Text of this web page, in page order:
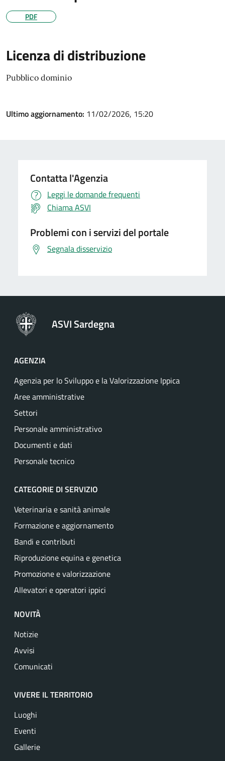
PDF
Licenza di distribuzione
Pubblico dominio
Ultimo aggiornamento: 11/02/2026, 15:20
Contatta l'Agenzia
Leggi le domande frequenti
Chiama ASVI
Problemi con i servizi del portale
Segnala disservizio
ASVI Sardegna
AGENZIA
Agenzia per lo Sviluppo e la Valorizzazione Ippica
Aree amministrative
Settori
Personale amministrativo
Documenti e dati
Personale tecnico
CATEGORIE DI SERVIZIO
Veterinaria e sanità animale
Formazione e aggiornamento
Bandi e contributi
Riproduzione equina e genetica
Promozione e valorizzazione
Allevatori e operatori ippici
NOVITÀ
Notizie
Avvisi
Comunicati
VIVERE IL TERRITORIO
Luoghi
Eventi
Gallerie